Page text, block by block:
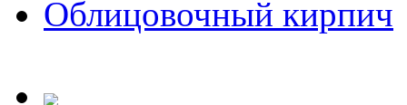
Облицовочный кирпич